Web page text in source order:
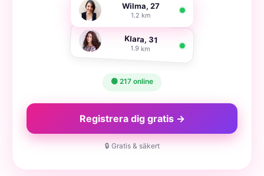
Wilma, 27
1.2 km
Klara, 31
1.9 km
🟢 217 online
Registrera dig gratis →
🔒 Gratis & säkert